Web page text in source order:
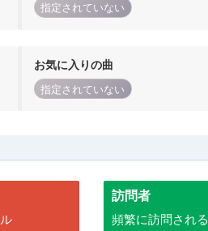
指定されていない
お気に入りの曲
指定されていない
訪問者
頻繁に訪問される